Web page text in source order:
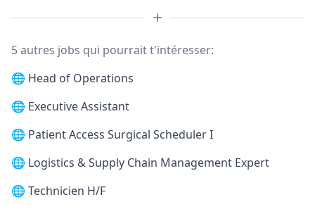
5 autres jobs qui pourrait t'intéresser:
🌐 Head of Operations
🌐 Executive Assistant
🌐 Patient Access Surgical Scheduler I
🌐 Logistics & Supply Chain Management Expert
🌐 Technicien H/F